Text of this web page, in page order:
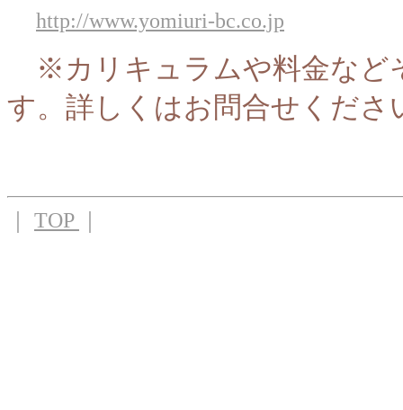
http://www.yomiuri-bc.co.jp
※カリキュラムや料金など
す。詳しくはお問合せくださ
TOP